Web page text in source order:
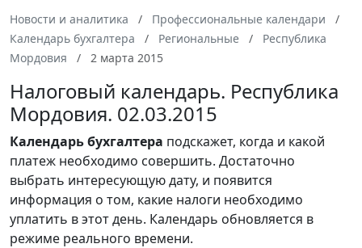
Новости и аналитика
Профессиональные календари
Календарь бухгалтера
Региональные
Республика
Мордовия
2 марта 2015
Налоговый календарь. Республика
Мордовия. 02.03.2015
Календарьбухгалтера подскажет, когда и какой
платеж необходимо совершить. Достаточно
выбрать интересующую дату, и появится
информация о том, какие налоги необходимо
уплатить в этот день. Календарь обновляется в
режиме реального времени.